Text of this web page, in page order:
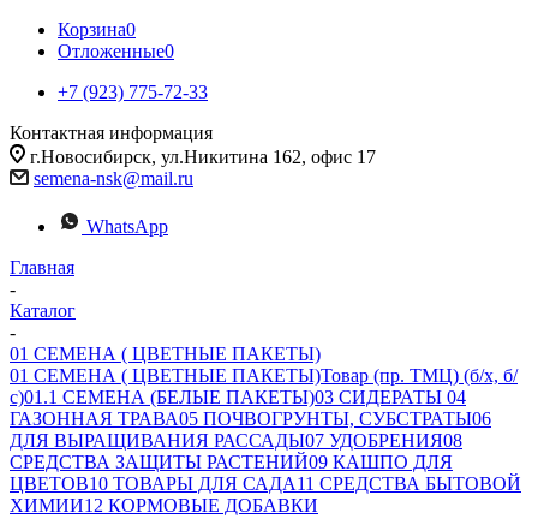
Корзина0
Отложенные0
+7 (923) 775-72-33
Контактная информация
г.Новосибирск, ул.Никитина 162, офис 17
semena-nsk@mail.ru
WhatsApp
Главная
-
Каталог
-
01 СЕМЕНА ( ЦВЕТНЫЕ ПАКЕТЫ)
01 СЕМЕНА ( ЦВЕТНЫЕ ПАКЕТЫ)Товар (пр. ТМЦ) (б/х, б/
с)01.1 СЕМЕНА (БЕЛЫЕ ПАКЕТЫ)03 СИДЕРАТЫ 04
ГАЗОННАЯ ТРАВА05 ПОЧВОГРУНТЫ, СУБСТРАТЫ06
ДЛЯ ВЫРАЩИВАНИЯ РАССАДЫ07 УДОБРЕНИЯ08
СРЕДСТВА ЗАЩИТЫ РАСТЕНИЙ09 КАШПО ДЛЯ
ЦВЕТОВ10 ТОВАРЫ ДЛЯ САДА11 СРЕДСТВА БЫТОВОЙ
ХИМИИ12 КОРМОВЫЕ ДОБАВКИ